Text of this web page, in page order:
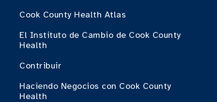
Cook County Health Atlas
El Instituto de Cambio de Cook County
Health
Contribuir
Haciendo Negocios con Cook County
Health